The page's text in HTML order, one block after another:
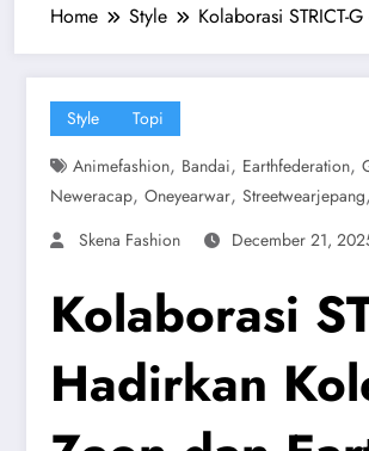
Home Style Kolaborasi STRICT-
Style
Topi
Animefashion, Bandai, Earthfederation,
Neweracap, Oneyearwar, Streetwearjepang,
Skena Fashion
December 21,
Kolaborasi
Hadirkan